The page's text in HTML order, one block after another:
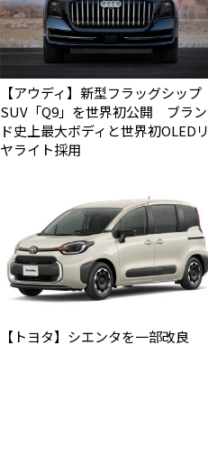
【アウディ】新型フラッグシップ
SUV「Q9」を世界初公開 ブラン
ド史上最大ボディと世界初OLEDリ
ヤライト採用
【トヨタ】シエンタを一部改良